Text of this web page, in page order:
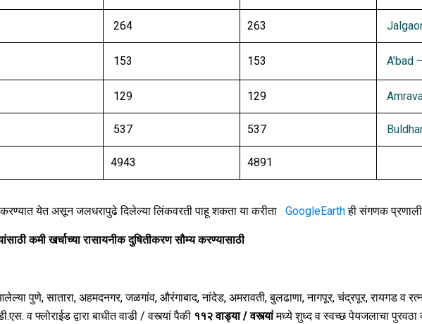
264 263
153 153 A’bad
129 129
537 537
4943 4891
‍ ‍करण्यात येत असून जलधरापुढे दिलेल्या लिंकवरती पाहू शकता या करीता GoogleEarthही संगणक प्रणाली
कमी खर्चाच्या रासायनीक दुषितीकरण सौम्य करण्यासाठी
पुणे, सातारा, अहमदनगर, जळगांव, औरंगाबाद, नांदेड, अमरावती, बुलढाणा, नागपूर, चंद्रपूर, रायगड व
व फ्लोराईड द्वारा बाधीत वाडी / वस्त्यां पैकी ११२ वाड्या / वस्त्यां मध्ये शुध्द व स्वच्छ पेयजलाचा पुरवठा